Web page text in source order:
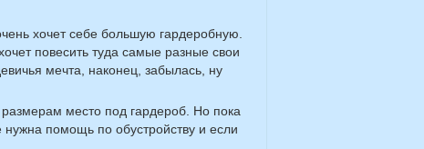
хочет себе большую гардеробную.
повесить туда самые разные свои
мечта, наконец, забылась, ну
место под гардероб. Но пока
помощь по обустройству и если